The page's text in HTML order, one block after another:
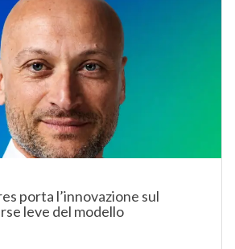
porta l’innovazione sul
leve del modello